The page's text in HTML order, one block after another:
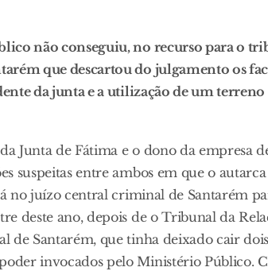
não conseguiu, no recurso para o
que descartou do julgamento os
da junta e a utilização de um
Junta de Fátima e o dono da empresa
suspeitas entre ambos em que o
no juízo central criminal de Santarém
deste ano, depois de o Tribunal da
de Santarém, que tinha deixado cair
invocados pelo Ministério Público.